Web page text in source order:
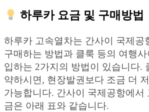
하루카 요금 및 구매방법
하루카 고속열차는 간사이 국제공
구매하는 방법과 클룩 등의 여행
입하는 2가지의 방법이 있습니다.
약하시면, 현장발권보다 조금 더
가능합니다. 간사이 국제공항에서
금은 아래 표와 같습니다.